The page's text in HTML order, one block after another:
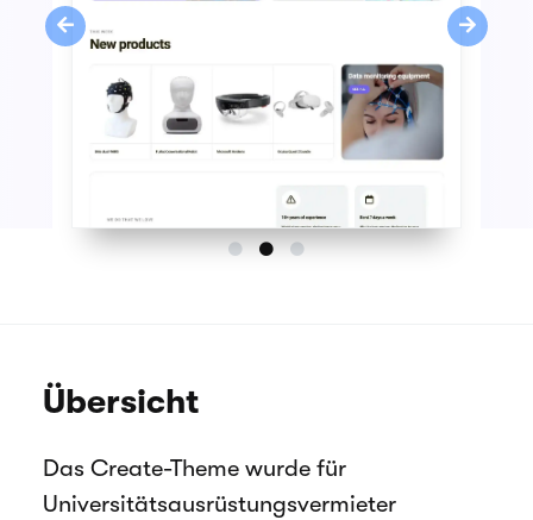
Previous Next
Übersicht
Das Create-Theme wurde für
Universitätsausrüstungsvermieter